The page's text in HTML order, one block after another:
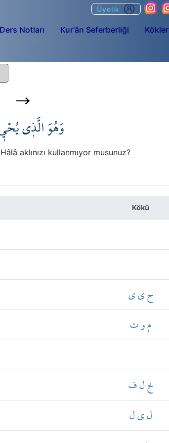
Ders Notları Kur'ân Seferberliği Kökler
Üyelik
وَهُوَ الَّذ۪ي
aklınızı kullanmıyor musunuz?
Kökü
ح ي ي
م و ت
خ ل ف
ل ي ل